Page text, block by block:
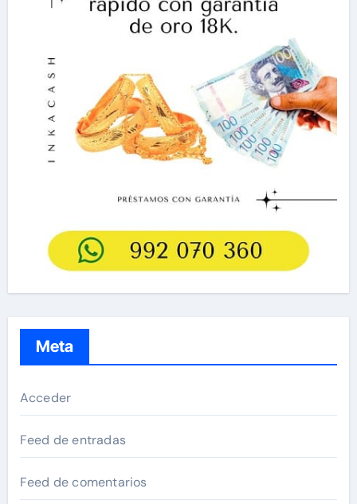
Meta
Acceder
Feed de entradas
Feed de comentarios